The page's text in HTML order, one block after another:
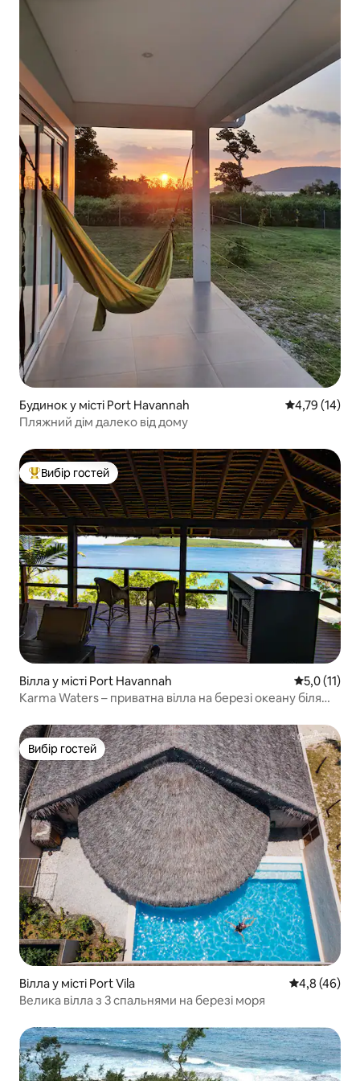
Будинок у місті Port Havannah Середня
4,79 (14)
Пляжний дім далеко від дому
Топ вибір гостей
Вибір гостей
Вілла у місті Port Havannah Середня
5,0 (11)
Karma Waters – приватна вілла на березі океану біля
Вибір гостей
Вибір гостей
Вілла у місті Port Vila Середня
4,8 (46)
Велика вілла з 3 спальнями на березі моря